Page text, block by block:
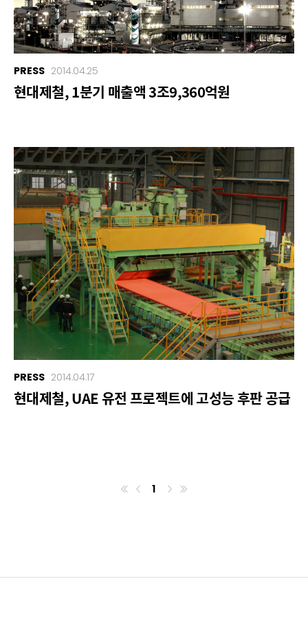
PRESS 2014.04.25
현대제철, 1분기 매출액 3조9,360억원
PRESS 2014.04.17
현대제철, UAE 유전 프로젝트에 고성능 후판 공급
첫번째페이지 1 마지막페이지